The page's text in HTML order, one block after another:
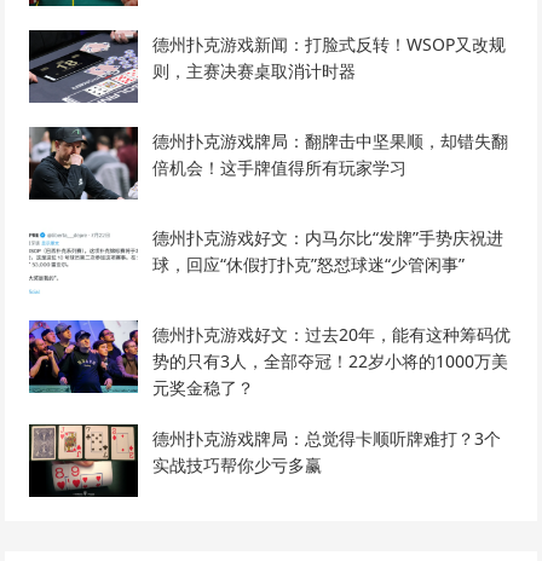
德州扑克游戏新闻：打脸式反转！WSOP又改规
则，主赛决赛桌取消计时器
德州扑克游戏牌局：翻牌击中坚果顺，却错失翻
倍机会！这手牌值得所有玩家学习
德州扑克游戏好文：内马尔比“发牌”手势庆祝进
球，回应“休假打扑克”怒怼球迷“少管闲事”
德州扑克游戏好文：过去20年，能有这种筹码优
势的只有3人，全部夺冠！22岁小将的1000万美
元奖金稳了？
德州扑克游戏牌局：总觉得卡顺听牌难打？3个
实战技巧帮你少亏多赢